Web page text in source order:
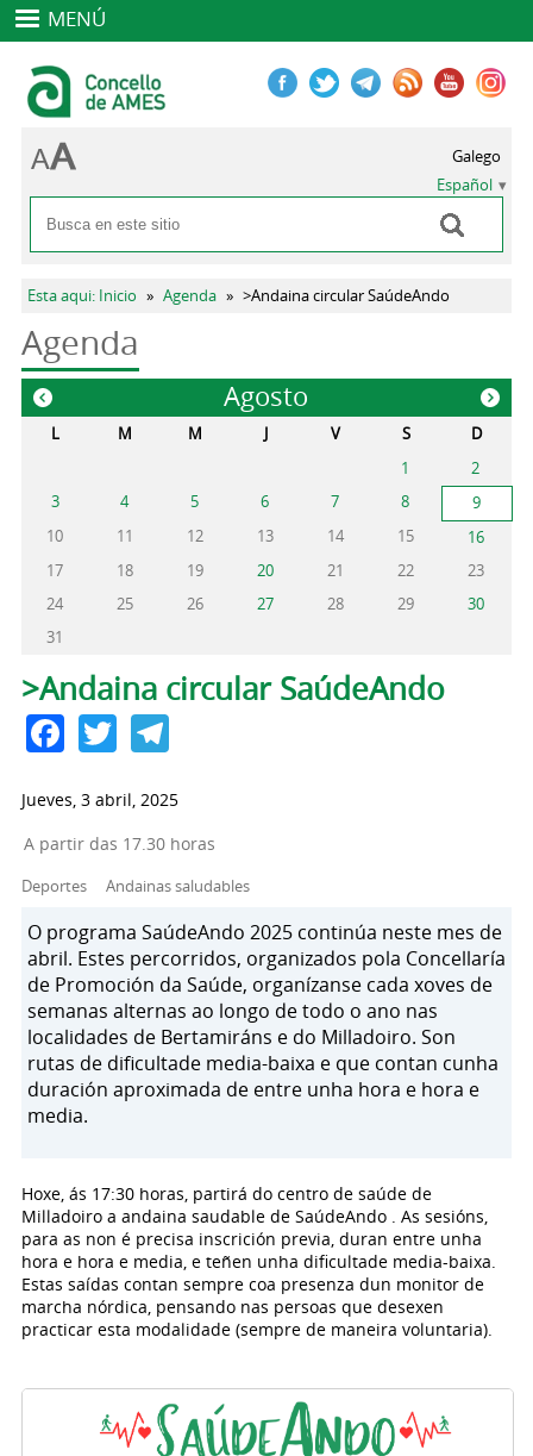
MENÚ
Formulario de búsqueda
Buscar
Galego
Español
Se encuentra usted aquí
Esta aqui: Inicio » Agenda » >Andaina circular SaúdeAndo
Agenda
Agosto
« »
L M M J V S
D
1
2
3
4 5 6 7 8
9
10
11 12 13 14 15
16
17
18 19 20 21 22
23
24
25 26 27 28 29
30
31
Solapas principales
>Andaina circular SaúdeAndo
Facebook
TwitterTelegram
Jueves, 3 abril, 2025
A partir das 17.30 horas
Deportes Andainas saludables
O programa SaúdeAndo 2025 continúa neste mes de
abril. Estes percorridos, organizados pola Concellaría
de Promoción da Saúde, organízanse cada xoves de
semanas alternas ao longo de todo o ano nas
localidades de Bertamiráns e do Milladoiro. Son
rutas de dificultade media-baixa e que contan cunha
duración aproximada de entre unha hora e hora e
media.
Hoxe, ás 17:30 horas, partirá do centro de saúde de
Milladoiro a andaina saudable de SaúdeAndo . As sesións,
para as non é precisa inscrición previa, duran entre unha
hora e hora e media, e teñen unha dificultade media-baixa.
Estas saídas contan sempre coa presenza dun monitor de
marcha nórdica, pensando nas persoas que desexen
practicar esta modalidade (sempre de maneira voluntaria).